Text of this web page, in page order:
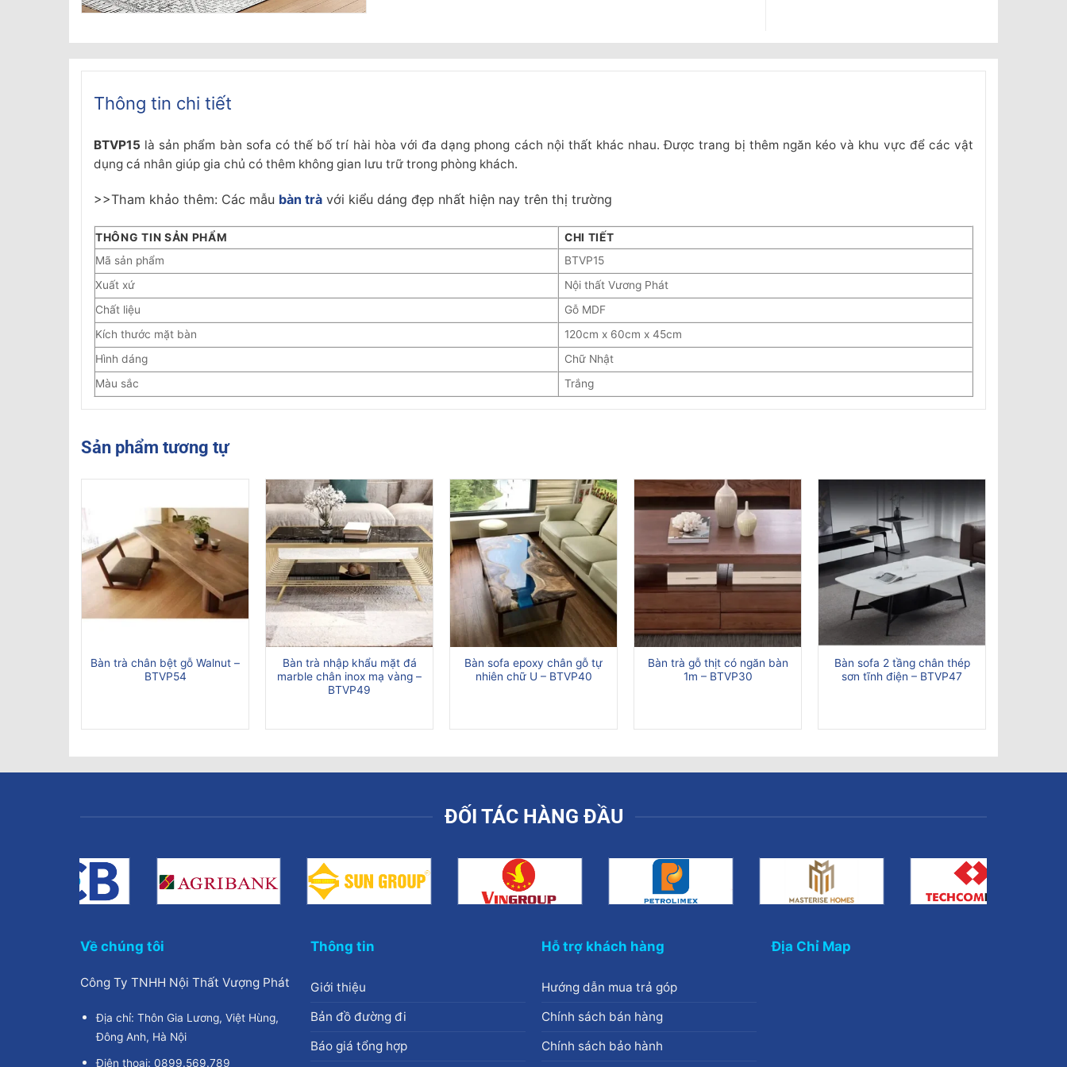
Thông tin chi tiết
BTVP15 là sản phẩm bàn sofa có thế bố trí hài hòa với đa dạng phong cách nội thất khác nhau. Được trang bị thêm ngăn kéo và khu vực để các vật
dụng cá nhân giúp gia chủ có thêm không gian lưu trữ trong phòng khách.
>>Tham khảo thêm: Các mẫu bàn trà với kiểu dáng đẹp nhất hiện nay trên thị trường
THÔNG TIN SẢN PHẨM
CHI TIẾT
Mã sản phẩm
BTVP15
Xuất xứ
Nội thất Vương Phát
Chất liệu
Gỗ MDF
Kích thước mặt bàn
120cm x 60cm x 45cm
Hình dáng
Chữ Nhật
Màu sắc
Trắng
Sản phẩm tương tự
Bàn trà chân bệt gỗ Walnut –
BTVP54
Bàn trà nhập khẩu mặt đá
marble chân inox mạ vàng –
BTVP49
Bàn sofa epoxy chân gỗ tự
nhiên chữ U – BTVP40
Bàn trà gỗ thịt có ngăn bàn
1m – BTVP30
Bàn sofa 2 tầng chân thép
sơn tĩnh điện – BTVP47
ĐỐI TÁC HÀNG ĐẦU
Về chúng tôi
Công Ty TNHH Nội Thất Vượng Phát
Địa chỉ: Thôn Gia Lương, Việt Hùng,
Đông Anh, Hà Nội
Điện thoại: 0899.569.789
Thông tin
Giới thiệu
Bản đồ đường đi
Báo giá tổng hợp
Hỗ trợ khách hàng
Hướng dẫn mua trả góp
Chính sách bán hàng
Chính sách bảo hành
Địa Chỉ Map